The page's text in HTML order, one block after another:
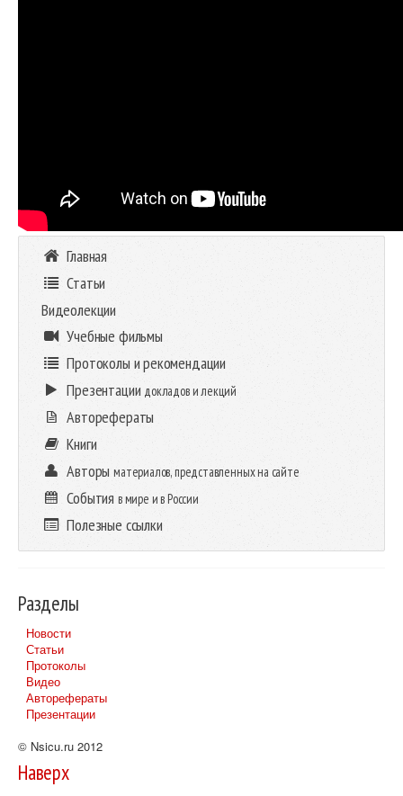
Главная
Статьи
Видеолекции
Учебные фильмы
Протоколы и рекомендации
Презентации докладов и лекций
Авторефераты
Книги
Авторыматериалов, представленных на сайте
События в мире и в России
Полезные ссылки
Разделы
Новости
Статьи
Протоколы
Видео
Авторефераты
Презентации
© Nsicu.ru 2012
Наверх